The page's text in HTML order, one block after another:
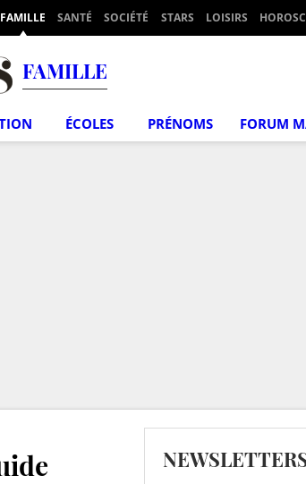
FAMILLE SANTÉ SOCIÉTÉ STARS LOISIRS
FAMILLE
ÉCOLES PRÉNOMS FORUM